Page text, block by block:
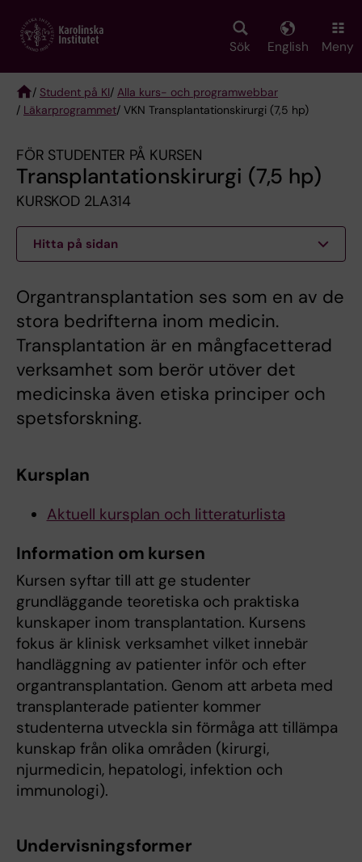
main
Sök English Meny
Breadcrumb
/ Student på KI/ Alla kurs- och programwebbar
/ Läkarprogrammet/ VKN Transplantationskirurgi (7,5 hp)
FÖR STUDENTER PÅ KURSEN
Transplantationskirurgi (7,5 hp)
KURSKOD 2LA314
Hitta på sidan
Organtransplantation ses som en av de
stora bedrifterna inom medicin.
Transplantation är en mångfacetterad
verksamhet som berör utöver det
medicinska även etiska principer och
spetsforskning.
Kursplan
Aktuell kursplan och litteraturlista
Information om kursen
Kursen syftar till att ge studenter
grundläggande teoretiska och praktiska
kunskaper inom transplantation. Kursens
fokus är klinisk verksamhet vilket innebär
handläggning av patienter inför och efter
organtransplantation. Genom att arbeta med
transplanterade patienter kommer
studenterna utveckla sin förmåga att tillämpa
kunskap från olika områden (kirurgi,
njurmedicin, hepatologi, infektion och
immunologi).
Undervisningsformer